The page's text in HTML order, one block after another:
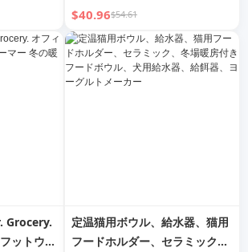
用 電気
ト ペッ
ネ 小型サン 冬の急速暖房 グラ
フェン
$40.96$54.61
Grocery.
ットウォ
定温猫用ボウル、給水器、猫用
フードホルダー、セラミック、